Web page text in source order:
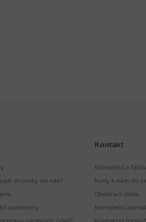
stromky od nás?
podmínky
Kontakt
Kontaktní a
Kudy k nám do
Otevírací doba
Kompletní